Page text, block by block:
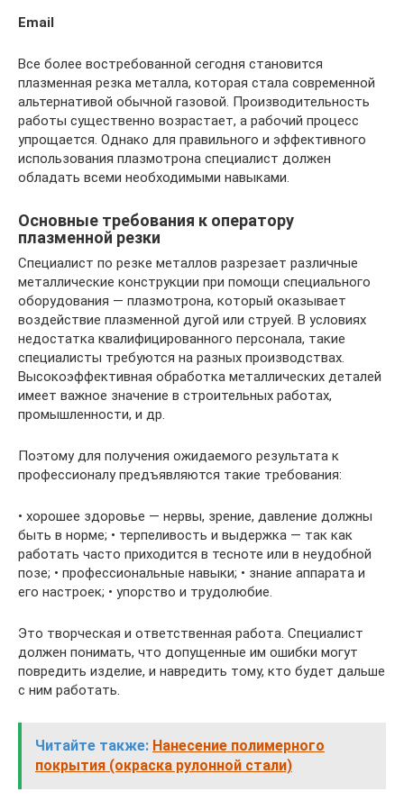
Email
Все более востребованной сегодня становится
плазменная резка металла, которая стала современной
альтернативой обычной газовой. Производительность
работы существенно возрастает, а рабочий процесс
упрощается. Однако для правильного и эффективного
использования плазмотрона специалист должен
обладать всеми необходимыми навыками.
Основные требования к оператору
плазменной резки
Специалист по резке металлов разрезает различные
металлические конструкции при помощи специального
оборудования — плазмотрона, который оказывает
воздействие плазменной дугой или струей. В условиях
недостатка квалифицированного персонала, такие
специалисты требуются на разных производствах.
Высокоэффективная обработка металлических деталей
имеет важное значение в строительных работах,
промышленности, и др.
Поэтому для получения ожидаемого результата к
профессионалу предъявляются такие требования:
• хорошее здоровье — нервы, зрение, давление должны
быть в норме; • терпеливость и выдержка — так как
работать часто приходится в тесноте или в неудобной
позе; • профессиональные навыки; • знание аппарата и
его настроек; • упорство и трудолюбие.
Это творческая и ответственная работа. Специалист
должен понимать, что допущенные им ошибки могут
повредить изделие, и навредить тому, кто будет дальше
с ним работать.
Читайте также: Нанесение полимерного
покрытия (окраска рулонной стали)